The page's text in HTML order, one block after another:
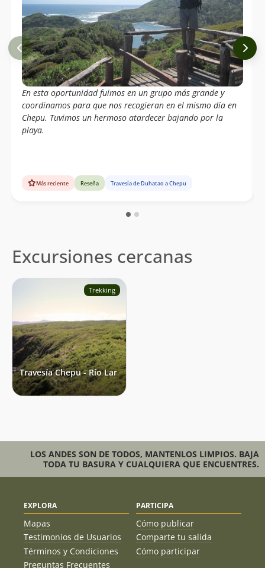
En esta oportunidad fuimos en un grupo más grande y
coordinamos para que nos recogieran en el mismo día en
Chepu. Tuvimos un hermoso atardecer bajando por la
playa.
Más reciente Reseña Travesía de Duhatao a Chepu
Excursiones cercanas
Trekking
Travesía Chepu - Río Lar
LOS ANDES SON DE TODOS, MANTENLOS LIMPIOS. BAJA
TODA TU BASURA Y CUALQUIERA QUE ENCUENTRES.
EXPLORA
Mapas
Testimonios de Usuarios
Términos y Condiciones
Preguntas Frecuentes
PARTICIPA
Cómo publicar
Comparte tu salida
Cómo participar